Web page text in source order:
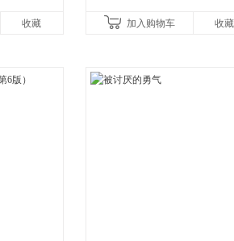
收藏
比你听说的还要
加入购物车 收藏